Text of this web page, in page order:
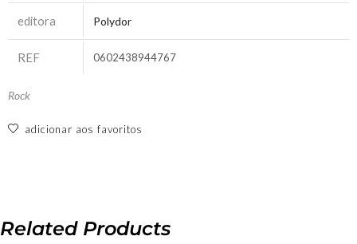
editora Polydor
REF 0602438944767
Rock
adicionar aos favoritos
Related Products